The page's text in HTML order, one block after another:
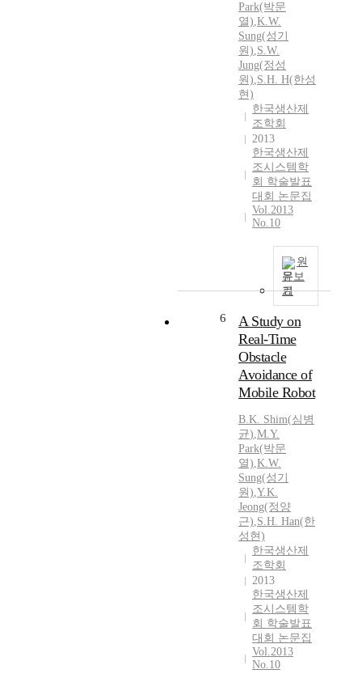
Park(박문
열),K.W.
Sung(성기
원),S.W.
Jung(정성
원),S.H. H(한성
현)
한국생산제
조학회
2013
한국생산제
조시스템학
회 학술발표
대회 논문집
Vol.2013
No.10
원
문보
기
6
A Study on
Real-Time
Obstacle
Avoidance of
Mobile Robot
B.K. Shim(심병
균),M.Y.
Park(박문
열),K.W.
Sung(성기
원),Y.K.
Jeong(정양
근),S.H. Han(한
성현)
한국생산제
조학회
2013
한국생산제
조시스템학
회 학술발표
대회 논문집
Vol.2013
No.10